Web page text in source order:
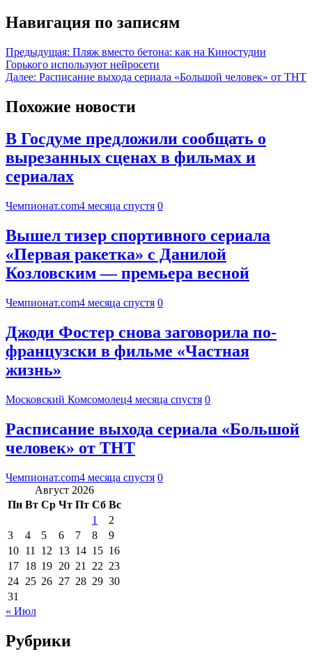
Навигация по записям
Предыдущая: Пляж вместо бетона: как на Киностудии
Горького используют нейросети
Далее: Расписание выхода сериала «Большой человек» от ТНТ
Похожие новости
В Госдуме предложили сообщать о
вырезанных сценах в фильмах и
сериалах
Чемпионат.com4 месяца спустя 0
Вышел тизер спортивного сериала
«Первая ракетка» с Данилой
Козловским — премьера весной
Чемпионат.com4 месяца спустя 0
Джоди Фостер снова заговорила по-
французски в фильме «Частная
жизнь»
Московский Комсомолец4 месяца спустя 0
Расписание выхода сериала «Большой
человек» от ТНТ
Чемпионат.com4 месяца спустя 0
Август 2026
Пн Вт Ср Чт Пт Сб Вс
1
2
3
4 5 6 7 8
9
10 11 12 13 14 15 16
17 18 19 20 21 22 23
24 25 26 27 28 29 30
31
« Июл
Рубрики